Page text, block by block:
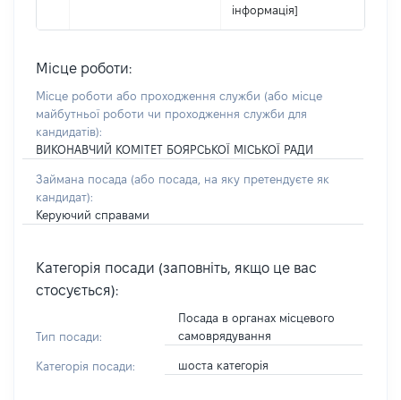
інформація]
Місце роботи:
Місце роботи або проходження служби (або місце
майбутньої роботи чи проходження служби для
кандидатів):
ВИКОНАВЧИЙ КОМІТЕТ БОЯРСЬКОЇ МІСЬКОЇ РАДИ
Займана посада (або посада, на яку претендуєте як
кандидат):
Керуючий справами
Категорія посади (заповніть, якщо це вас
стосується):
Тип посади:
Посада в органах місцевого
самоврядування
Категорія посади: шоста категорія